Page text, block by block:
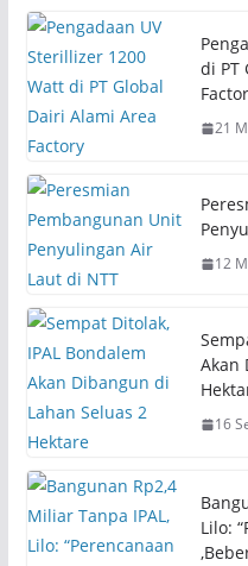
s
h
a
r
e
o
n
T
w
i
t
r
(
O
p
e
s
i
n
n
e
w
w
i
n
d
w
)
s
h
a
r
e
o
n
F
b
o
n
s
i
n
n
e
w
w
o
)
di PT
21
12
Akan
16
Lilo: